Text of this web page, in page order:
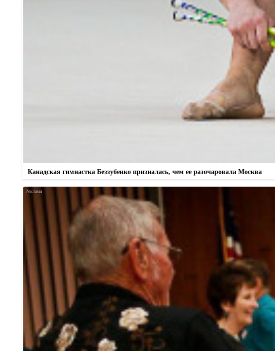
Канадская гимнастка Беззубенко призналась, чем ее разочаровала Москва